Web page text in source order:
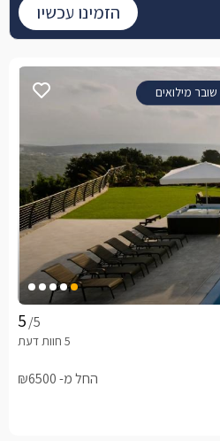
שובר מילואים
/5
החל מ- ₪6500
הזמינו עכשיו